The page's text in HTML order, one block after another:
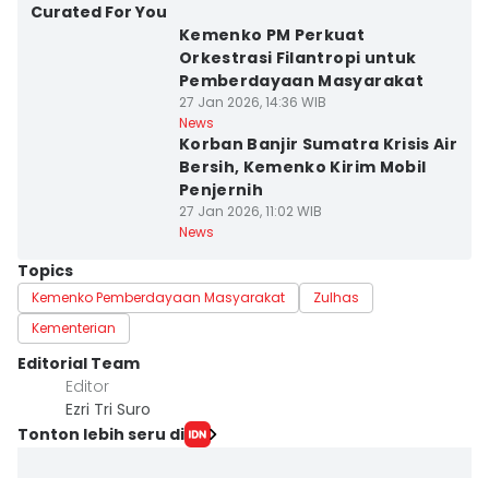
Curated For You
Kemenko PM Perkuat
Orkestrasi Filantropi untuk
Pemberdayaan Masyarakat
27 Jan 2026, 14:36 WIB
News
Korban Banjir Sumatra Krisis Air
Bersih, Kemenko Kirim Mobil
Penjernih
27 Jan 2026, 11:02 WIB
News
Topics
Kemenko Pemberdayaan Masyarakat
Zulhas
Kementerian
Editorial Team
Editor
Ezri Tri Suro
Tonton lebih seru di